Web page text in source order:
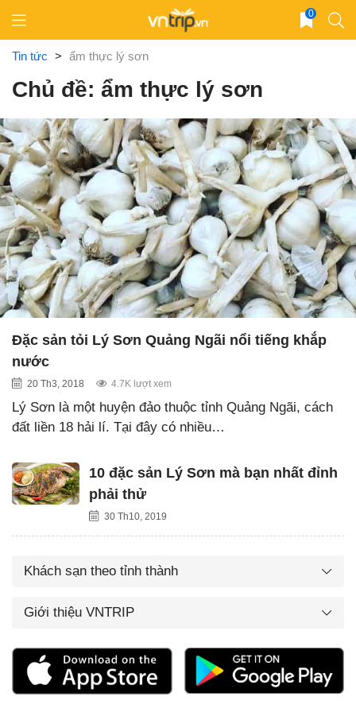
content
0
Tin tức > ẩm thực lý sơn
Chủ đề: ẩm thực lý sơn
Đặc sản tỏi Lý Sơn Quảng Ngãi nổi tiếng khắp
nước
20 Th3, 2018 4.7K lượt xem
Lý Sơn là một huyện đảo thuộc tỉnh Quảng Ngãi, cách
đất liền 18 hải lí. Tại đây có nhiều…
10 đặc sản Lý Sơn mà bạn nhất đỉnh
phải thử
30 Th10, 2019
Khách sạn theo tỉnh thành
Giới thiệu VNTRIP